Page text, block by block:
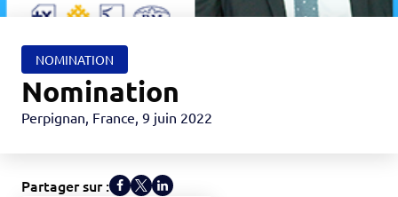
NOMINATION
Nomination
Perpignan, France, 9 juin 2022
Partager sur :